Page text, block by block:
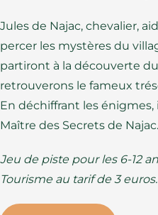
Jules de Najac, chevalier,
percer les mystères du
partiront à la découverte
retrouverons le fameux
En déchiffrant les
Maître des Secrets de Najac.
Jeu de piste pour les 6-12
Tourisme au tarif de 3 euros.